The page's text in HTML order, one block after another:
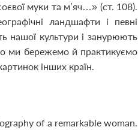
муки та м’яч…» (ст. 108).
ландшафти і певні
нашої культури і занурюють
ми бережемо й практикуємо
інших країн.
of a remarkable woman.